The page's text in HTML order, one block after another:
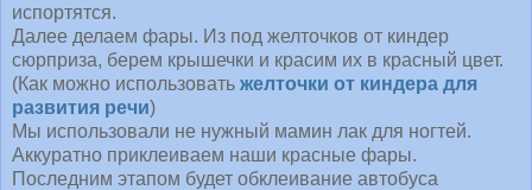
испортятся.
Далее делаем фары. Из под желточков от киндер
сюрприза, берем крышечки и красим их в красный цвет.
(Как можно использовать желточки от киндера для
развития речи)
Мы использовали не нужный мамин лак для ногтей.
Аккуратно приклеиваем наши красные фары.
Последним этапом будет обклеивание автобуса